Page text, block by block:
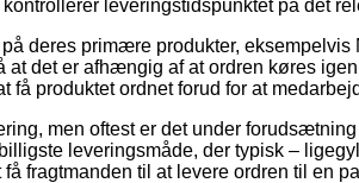
leveringstidspunktet på det
deres primære produkter, eksempelvis
det er afhængig af at ordren køres
få produktet ordnet forud for at
men oftest er det under forudsætning
leveringsmåde, der typisk –
fragtmanden til at levere ordren til en